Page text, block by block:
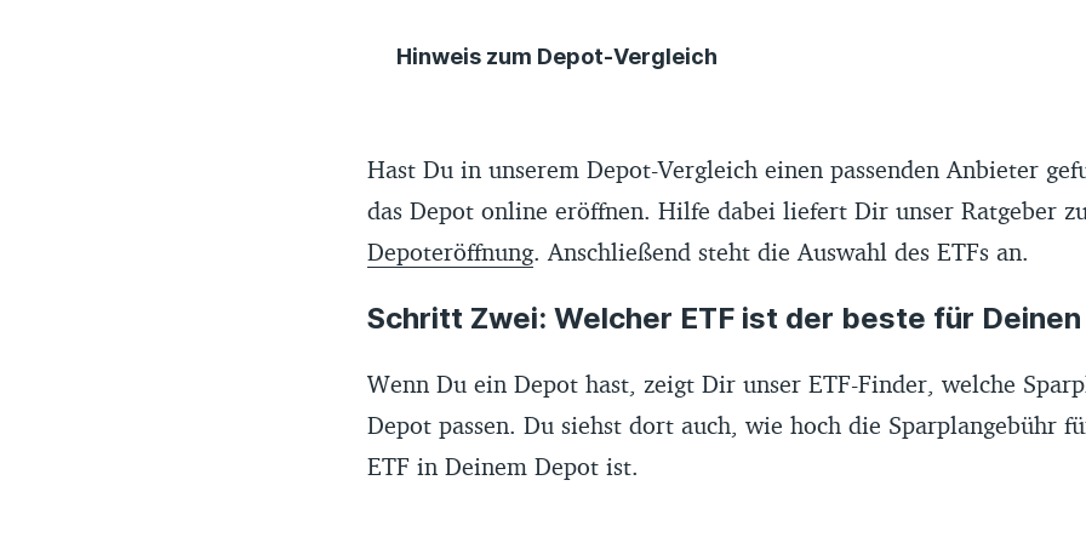
Hinweis zum Depot-Vergleich
die Websites der Anbieter, Preis- und Leistungsverzeichnisse und
Anbietern gesammelt haben. Die Daten werden von uns monatlich
aktualisiert. Wir übernehmen keine Gewähr und Haftung für die
Aktualität der hier bereitgestellten Informationen.
Die Reihenfolge der Depots in der Tabelle wird durch ein Scoring
Beim Scoring spielen zum Beispiel folgende Konditionen eine Rolle:
Verwahrgebühren, Ordergebühren, Anzahl von Handelsplätzen,
Finanztip empfohlenen ETFs, Sparplanfunktion, Steuerinformationen
Hast Du in unserem Depot-Vergleich einen passenden Anbieter
das Depot online eröffnen. Hilfe dabei liefert Dir unser Ratgeber
Depoteröffnung. Anschließend steht die Auswahl des ETFs an.
Schritt Zwei: Welcher ETF ist der beste für Deinen
Wenn Du ein Depot hast, zeigt Dir unser ETF-Finder, welche
Depot passen. Du siehst dort auch, wie hoch die Sparplangebühr
ETF in Deinem Depot ist.